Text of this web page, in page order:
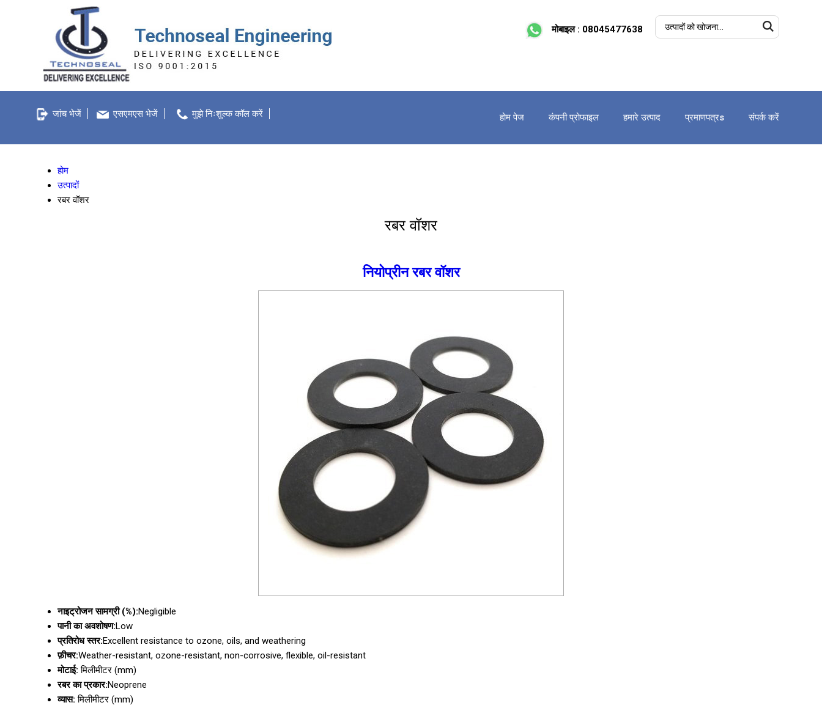
मोबाइल : 08045477638
जांच भेजें एसएमएस भेजें मुझे निःशुल्क कॉल करें होम पेज कंपनी प्रोफाइल हमारे उत्पाद प्रमाणपत्रs संपर्क करें
होम
उत्पादों
रबर वॉशर
रबर वॉशर
नियोप्रीन रबर वॉशर
नाइट्रोजन सामग्री (%):Negligible
पानी का अवशोषण:Low
प्रतिरोध स्तर:Excellent resistance to ozone, oils, and weathering
फ़ीचर:Weather-resistant, ozone-resistant, non-corrosive, flexible, oil-resistant
मोटाई: मिलीमीटर (mm)
रबर का प्रकार:Neoprene
व्यास: मिलीमीटर (mm)